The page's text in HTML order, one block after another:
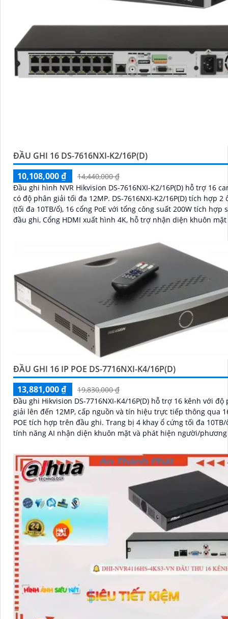
ĐẦU GHI 16 DS-7616NXI-K2/16P(D)
10,108,000 ₫
14,440,000 ₫
Đầu ghi hình NVR Hikvision DS-7616NXI-K2/16P(D) hỗ trợ 16
có độ phân giải tối đa 12MP. DS-7616NXI-K2/16P(D) tích hợp 2 ổ cứng
(tối đa 10TB/ổ), 16 cổng PoE với tổng công suất 200W tích hợp
đầu ghi, Cổng HDMI xuất hình 4K, hỗ trợ nhận diện khuôn
ĐẦU GHI 16 IP POE DS-7716NXI-K4/16P(D)
13,881,000 ₫
19,830,000 ₫
Đầu ghi Hikvision DS-7716NXI-K4/16P(D) hỗ trợ 16 kênh với độ
giải lên đến 12MP, cấp nguồn và tín hiệu trực tiếp thông qua
POE tích hợp trên đầu ghi. Trang bị 4 khay ổ cứng tối đa 10TB/ổ cùng
tính năng AI nhận diện khuôn mặt và phát hiện người/